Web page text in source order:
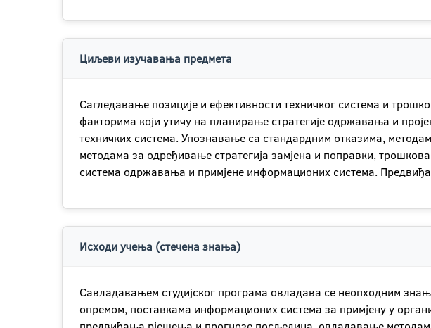
Циљеви изучавања предмета
Сагледавање позиције и ефективности техничког система и
факторима који утичу на планирање стратегије одржавања и
техничких система. Упознавање са стандардним отказима,
методама за одређивање стратегија замјена и поправки,
система одржавања и примјене информационих система.
Исходи учења (стечена знања)
Савладавањем студијског програма овладава се неопходним
опремом, поставкама информационих система за примјену у